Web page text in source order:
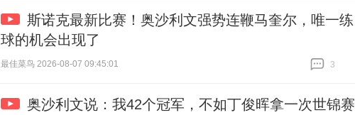
斯诺克最新比赛！奥沙利文强势连鞭马奎尔，唯一练
球的机会出现了
最佳菜鸟 2026-08-07 09:45:01
3
奥沙利文说：我42个冠军，不如丁俊晖拿一次世锦赛